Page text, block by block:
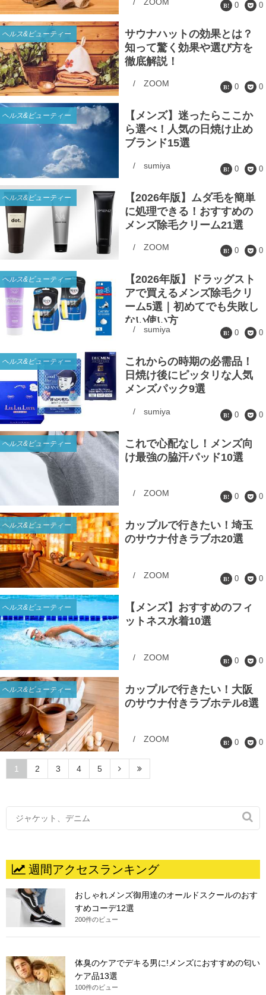
0 0
ヘルス&ビューティー
サウナハットの効果とは？
知って驚く効果や選び方を
徹底解説！
/ ZOOM 0 0
ヘルス&ビューティー
【メンズ】迷ったらここか
ら選べ！人気の日焼け止め
ブランド15選
/ sumiya 0 0
ヘルス&ビューティー
【2026年版】ムダ毛を簡単
に処理できる！おすすめの
メンズ除毛クリーム21選
/ ZOOM 0 0
ヘルス&ビューティー
【2026年版】ドラッグスト
アで買えるメンズ除毛クリ
ーム5選｜初めてでも失敗し
ない使い方
/ sumiya 0 0
ヘルス&ビューティー
これからの時期の必需品！
日焼け後にピッタリな人気
メンズパック9選
/ sumiya 0 0
ヘルス&ビューティー
これで心配なし！メンズ向
け最強の脇汗パッド10選
/ ZOOM 0 0
ヘルス&ビューティー
カップルで行きたい！埼玉
のサウナ付きラブホ20選
/ ZOOM 0 0
ヘルス&ビューティー
【メンズ】おすすめのフィ
ットネス水着10選
/ ZOOM 0 0
ヘルス&ビューティー
カップルで行きたい！大阪
のサウナ付きラブホテル8選
/ ZOOM 0 0
1 2 3 4 5

週間アクセスランキング
おしゃれメンズ御用達のオールドスクールのおす
すめコーデ12選
200件のビュー
体臭のケアでデキる男に!メンズにおすすめの匂い
ケア品13選
100件のビュー